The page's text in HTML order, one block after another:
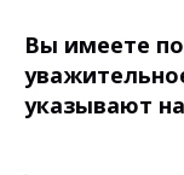
Вы имеете
указывают